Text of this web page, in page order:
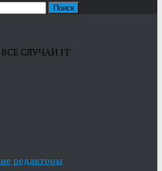
СЛУЧАИ IT
редакторы